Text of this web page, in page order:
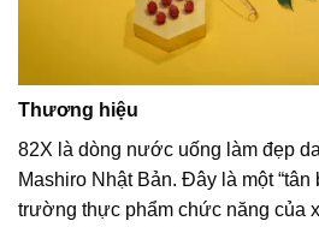
Thương hiệu
82X là dòng nước uống làm đẹp
Mashiro Nhật Bản. Đây là một “tân
trường thực phẩm chức năng của